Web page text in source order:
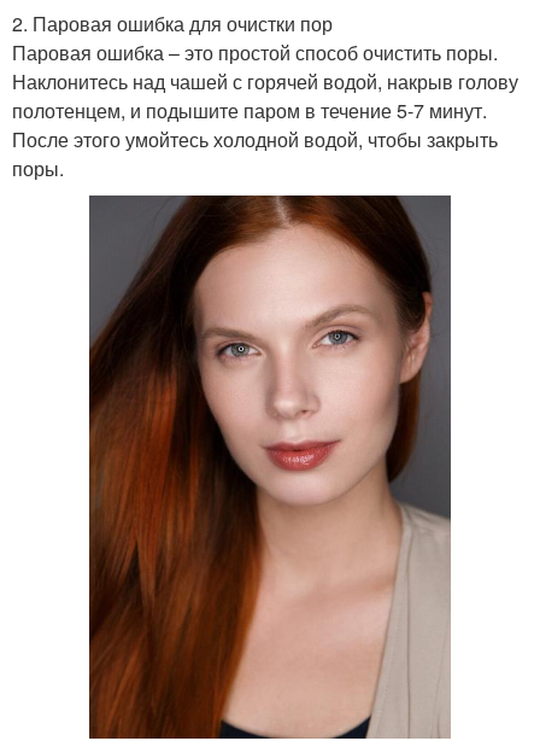
2. Паровая ошибка для очистки пор
Паровая ошибка – это простой способ очистить поры.
Наклонитесь над чашей с горячей водой, накрыв голову
полотенцем, и подышите паром в течение 5-7 минут.
После этого умойтесь холодной водой, чтобы закрыть
поры.